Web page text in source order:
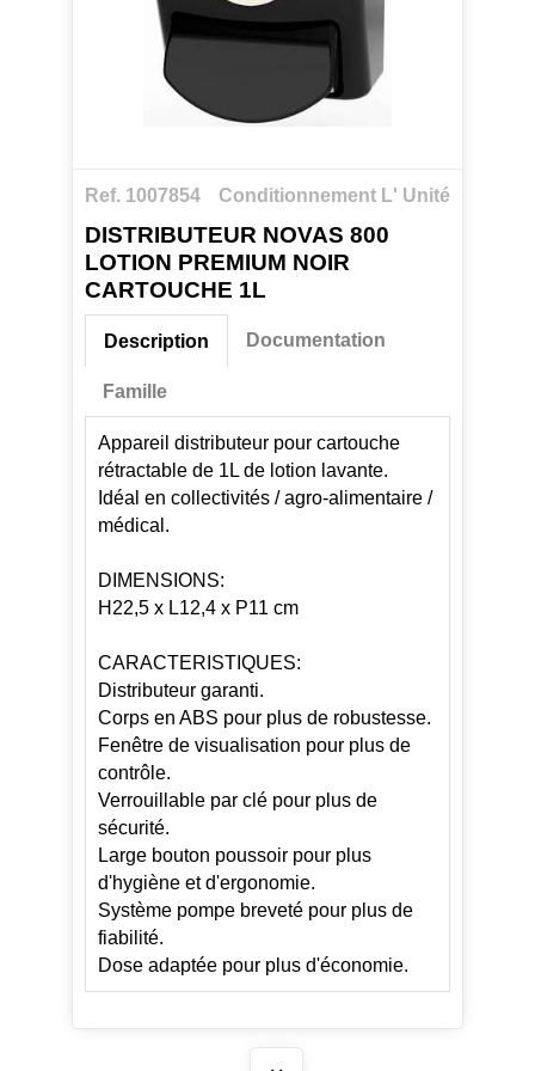
Ref. 1007854 Conditionnement L' Unité
DISTRIBUTEUR NOVAS 800
LOTION PREMIUM NOIR
CARTOUCHE 1L
Description
Appareil distributeur pour cartouche
rétractable de 1L de lotion lavante.
Idéal en collectivités / agro-alimentaire /
médical.
DIMENSIONS:
H22,5 x L12,4 x P11 cm
CARACTERISTIQUES:
Distributeur garanti.
Corps en ABS pour plus de robustesse.
Fenêtre de visualisation pour plus de
contrôle.
Verrouillable par clé pour plus de
sécurité.
Large bouton poussoir pour plus
d'hygiène et d'ergonomie.
Système pompe breveté pour plus de
fiabilité.
Dose adaptée pour plus d'économie.
Documentation
Famille